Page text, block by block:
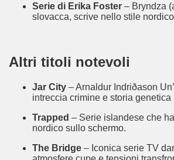
Serie di Erika Foster – Bryndza
slovacca, scrive nello stile
Altri titoli notevoli
Jar City – Arnaldur Indriðason
intreccia crimine e storia genetica
Trapped – Serie islandese che
nordico sullo schermo.
The Bridge – Iconica serie TV
Se Ti Piacciono nel mese di